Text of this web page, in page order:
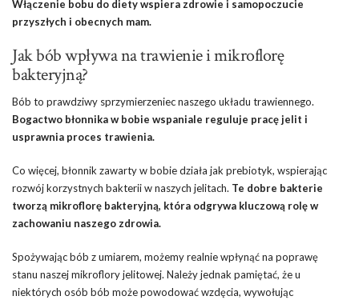
Włączenie bobu do diety wspiera zdrowie i samopoczucie
przyszłych i obecnych mam.
Jak bób wpływa na trawienie i mikroflorę
bakteryjną?
Bób to prawdziwy sprzymierzeniec naszego układu trawiennego.
Bogactwo błonnika w bobie wspaniale reguluje pracę jelit i
usprawnia proces trawienia.
Co więcej, błonnik zawarty w bobie działa jak prebiotyk, wspierając
rozwój korzystnych bakterii w naszych jelitach. Te dobre bakterie
tworzą mikroflorę bakteryjną, która odgrywa kluczową rolę w
zachowaniu naszego zdrowia.
Spożywając bób z umiarem, możemy realnie wpłynąć na poprawę
stanu naszej mikroflory jelitowej. Należy jednak pamiętać, że u
niektórych osób bób może powodować wzdęcia, wywołując